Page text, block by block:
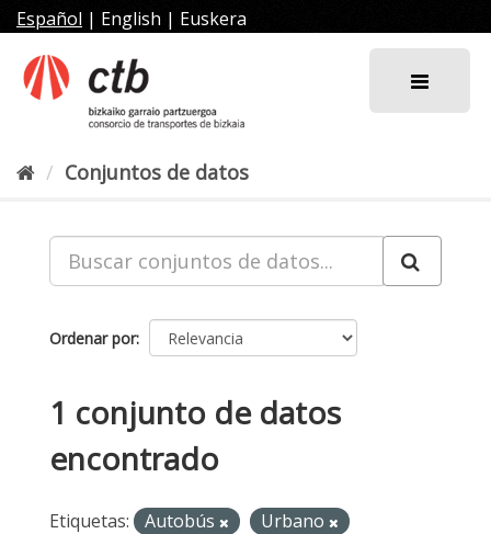
al
contenido
Español | English | Euskera
Conjuntos de datos
Ordenar por
1 conjunto de datos
encontrado
Etiquetas: Autobús
Urbano